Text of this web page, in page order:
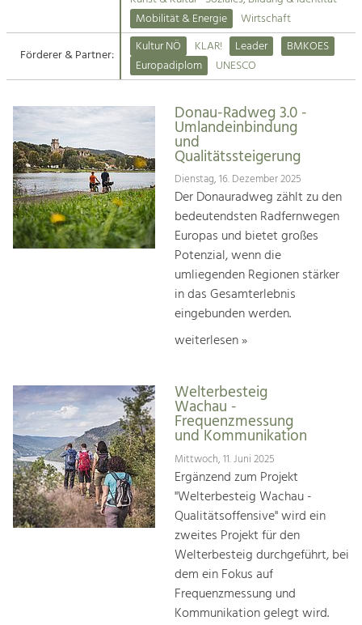
Suche
Impressum
Kontakt
Tourismus
Angebotsentwicklung und
Kunst & Kultur
Handwerk, Wissenschaft und Forschung.
Soziales, Bildung &
Identität
Gleichberechtigung, Jugend und
Integration
Mobilität & Energie
Klimawandel, öffentlicher Verkehr und
Steigerung regionaler Wertschöpfung
Mobilität & Energie
Wirtschaft
Förderer & Partner:
Kultur NÖ KLAR! Leader
BMKOES
Europadiplom
UNESCO
Donau-Radweg 3.0 -
Umlandeinbindung
und
Qualitätssteigerung
Dienstag, 16. Dezember 2025
Der Donauradweg zählt zu den
bedeutendsten Radfernwegen
Europas und bietet großes
Potenzial, wenn die
umliegenden Regionen stärker
in das Gesamterlebnis
eingebunden werden.
weiterlesen »
Welterbesteig
Wachau -
Frequenzmessung
und Kommunikation
Mittwoch, 11. Juni 2025
Ergänzend zum Projekt
"Welterbesteig Wachau -
Qualitätsoffensive" wird ein
zweites Projekt für den
Welterbesteig durchgeführt, bei
dem ein Fokus auf
Frequenzmessung und
Kommunikation gelegt wird.